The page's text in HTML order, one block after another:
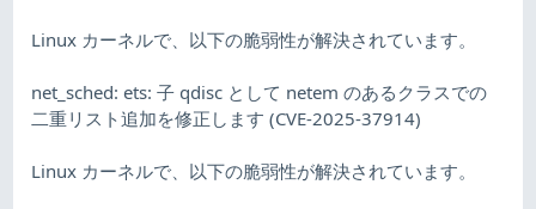
Linux カーネルで、以下の脆弱性が解決されています。
net_sched: ets: 子 qdisc として netem のあるクラスでの
二重リスト追加を修正します (CVE-2025-37914)
Linux カーネルで、以下の脆弱性が解決されています。